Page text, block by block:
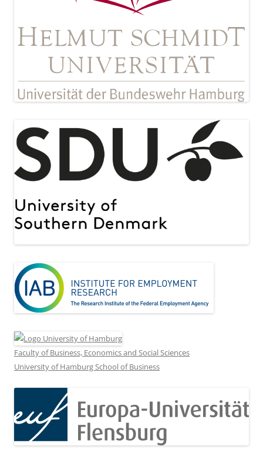
Faculty of Business, Economics and Social Sciences
University of Hamburg School of Business